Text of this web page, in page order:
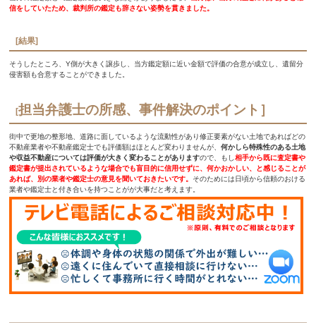
信をしていたため、裁判所の鑑定も辞さない姿勢を貫きました。
[結果]
そうしたところ、Y側が大きく譲歩し、当方鑑定額に近い金額で評価の合意が成立し、遺留分
侵害額も合意することができました。
[担当弁護士の所感、事件解決のポイント］
街中で更地の整形地、道路に面しているような流動性があり修正要素がない土地であればどの
不動産業者や不動産鑑定士でも評価額はほとんど変わりませんが、何かしら特殊性のある土地
や収益不動産については評価が大きく変わることがありますので、もし相手から既に査定書や
鑑定書が提出されているような場合でも盲目的に信用せずに、何かおかしい、と感じることが
あれば、別の業者や鑑定士の意見を聞いておきたいです。 そのためには日頃から信頼のおける
業者や鑑定士と付き合いを持つことがが大事だと考えます。